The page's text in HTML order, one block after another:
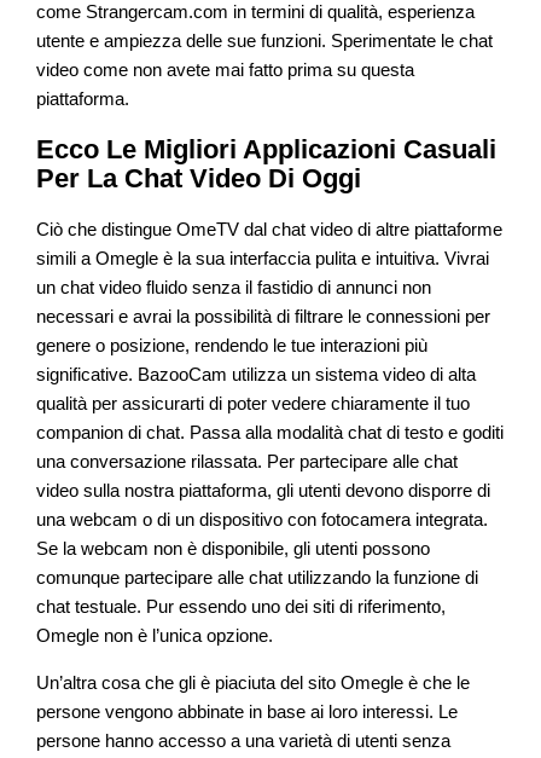
come Strangercam.com in termini di qualità, esperienza
utente e ampiezza delle sue funzioni. Sperimentate le chat
video come non avete mai fatto prima su questa
piattaforma.
Ecco Le Migliori Applicazioni Casuali
Per La Chat Video Di Oggi
Ciò che distingue OmeTV dal chat video di altre piattaforme
simili a Omegle è la sua interfaccia pulita e intuitiva. Vivrai
un chat video fluido senza il fastidio di annunci non
necessari e avrai la possibilità di filtrare le connessioni per
genere o posizione, rendendo le tue interazioni più
significative. BazooCam utilizza un sistema video di alta
qualità per assicurarti di poter vedere chiaramente il tuo
companion di chat. Passa alla modalità chat di testo e goditi
una conversazione rilassata. Per partecipare alle chat
video sulla nostra piattaforma, gli utenti devono disporre di
una webcam o di un dispositivo con fotocamera integrata.
Se la webcam non è disponibile, gli utenti possono
comunque partecipare alle chat utilizzando la funzione di
chat testuale. Pur essendo uno dei siti di riferimento,
Omegle non è l’unica opzione.
Un’altra cosa che gli è piaciuta del sito Omegle è che le
persone vengono abbinate in base ai loro interessi. Le
persone hanno accesso a una varietà di utenti senza